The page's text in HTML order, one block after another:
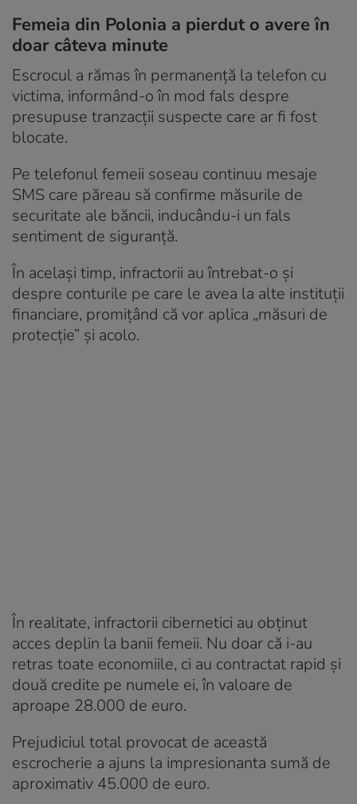
Femeia din Polonia a pierdut o avere în
doar câteva minute
Escrocul a rămas în permanență la telefon cu
victima, informând-o în mod fals despre
presupuse tranzacții suspecte care ar fi fost
blocate.
Pe telefonul femeii soseau continuu mesaje
SMS care păreau să confirme măsurile de
securitate ale băncii, inducându-i un fals
sentiment de siguranță.
În același timp, infractorii au întrebat-o și
despre conturile pe care le avea la alte instituții
financiare, promițând că vor aplica „măsuri de
protecție” și acolo.
În realitate, infractorii cibernetici au obținut
acces deplin la banii femeii. Nu doar că i-au
retras toate economiile, ci au contractat rapid și
două credite pe numele ei, în valoare de
aproape 28.000 de euro.
Prejudiciul total provocat de această
escrocherie a ajuns la impresionanta sumă de
aproximativ 45.000 de euro.